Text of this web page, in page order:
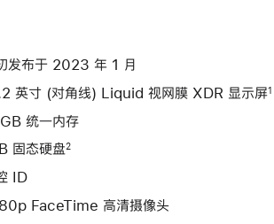
发布于 2023 年 1 月
英寸 (对角线) Liquid 视网膜 XDR 显示屏1
统一内存
固态硬盘 2
ID
FaceTime 高清摄像头